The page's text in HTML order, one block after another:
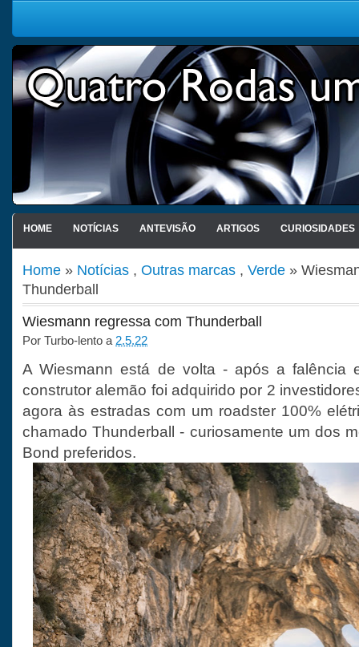
HOME NOTÍCIAS ANTEVISÃO ARTIGOS CURIOSIDADES
Home » Notícias , Outras marcas , Verde »
Thunderball
Wiesmann regressa com Thunderball
Por Turbo-lento a 2.5.22
A Wiesmann está de volta - após a falência
construtor alemão foi adquirido por 2
agora às estradas com um roadster 100%
chamado Thunderball - curiosamente um dos
Bond preferidos.